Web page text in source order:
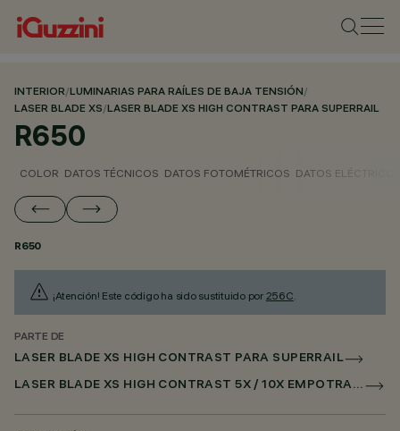
INTERIOR/LUMINARIAS PARA RAÍLES DE BAJA TENSIÓN/
LASER BLADE XS/LASER BLADE XS HIGH CONTRAST PARA SUPERRAIL
R650
COLOR DATOS TÉCNICOS DATOS FOTOMÉTRICOS DATOS
R650
¡Atención! Este código ha sido sustituido por 256C.
PARTE DE
LASER BLADE XS HIGH CONTRAST PARA SUPERRAIL
LASER BLADE XS HIGH CONTRAST 5X / 10X EMPOTRADO PARA SUPERRAIL DALI POWERLINE